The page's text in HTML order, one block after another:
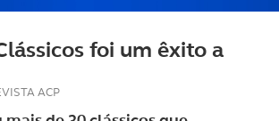
foi um êxito a
ACP